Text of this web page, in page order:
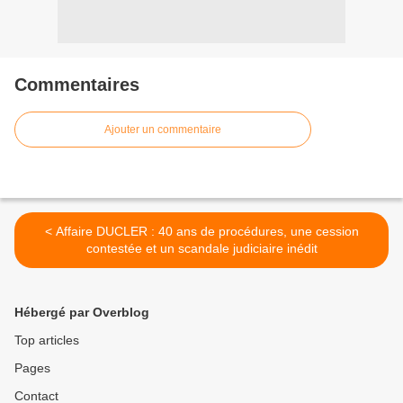
Commentaires
Ajouter un commentaire
< Affaire DUCLER : 40 ans de procédures, une cession
contestée et un scandale judiciaire inédit
Hébergé par Overblog
Top articles
Pages
Contact